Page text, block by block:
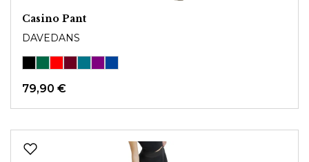
Casino Pant
DAVEDANS
79,90 €